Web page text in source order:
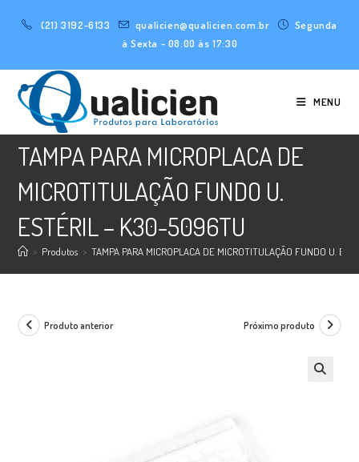
conteúdo
(21) 3192-6133 qualicien@qualicien.com.br
Segunda
à Sexta - 08:00 às 17:30
MENU
TAMPA PARA MICROPLACA DE
MICROTITULAÇÃO FUNDO U.
ESTÉRIL – K30-5096TU
> Produtos > TAMPA PARA MICROPLACA DE MICROTITULAÇÃO FUNDO U.
Produto anterior Próximo produto